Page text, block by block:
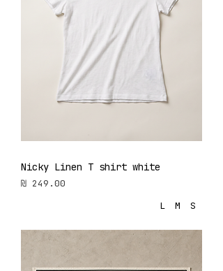
Nicky Linen T shirt white
מחיר
S
M
L